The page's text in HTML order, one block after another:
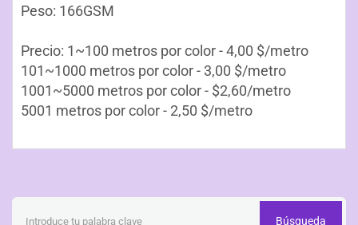
Peso: 166GSM
Precio: 1~100 metros por color - 4,00 $/metro
101~1000 metros por color - 3,00 $/metro
1001~5000 metros por color - $2,60/metro
5001 metros por color - 2,50 $/metro
Búsqueda